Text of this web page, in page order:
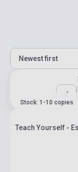
Stock: 1-10 copies
Teach Yourself -